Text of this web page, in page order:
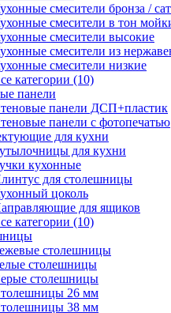
смесители бронза /
смесители в тон
смесители высокие
смесители из
смесители низкие
категории (10)
панели
панели ДСП+пластик
панели с фотопечатью
для кухни
для кухни
кухонные
для столешницы
цоколь
для ящиков
категории (10)
столешницы
столешницы
столешницы
26 мм
38 мм